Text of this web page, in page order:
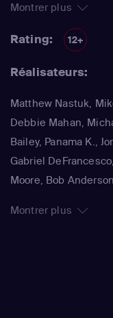
Lawyer / Lifeguard /
Castellaneta(Homer
(Bart Simpson)
Houten / Clancy
(Marge
Bouvier)
Nancy
Comic Book Guy)
Montrer plus
Rating: 12+
Réalisateurs:
Matthew Nastuk,
Debbie Mahan,
Bailey, Panama K.,
Gabriel
Moore, Bob
Montrer plus